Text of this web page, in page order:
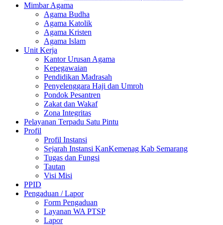
Mimbar Agama
Agama Budha
Agama Katolik
Agama Kristen
Agama Islam
Unit Kerja
Kantor Urusan Agama
Kepegawaian
Pendidikan Madrasah
Penyelenggara Haji dan Umroh
Pondok Pesantren
Zakat dan Wakaf
Zona Integritas
Pelayanan Terpadu Satu Pintu
Profil
Profil Instansi
Sejarah Instansi KanKemenag Kab Semarang
Tugas dan Fungsi
Tautan
Visi Misi
PPID
Pengaduan / Lapor
Form Pengaduan
Layanan WA PTSP
Lapor